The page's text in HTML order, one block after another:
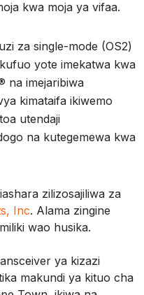
kwa moja ya vifaa.
za single-mode (OS2)
yote imekatwa kwa
na imejaribiwa
kimataifa ikiwemo
utendaji
na kutegemewa kwa
zilizosajiliwa za
Inc. Alama zingine
wao husika.
ya kizazi
makundi ya kituo cha